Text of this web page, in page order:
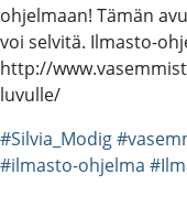
ohjelmaan! Tämän
voi selvitä. Ilmasto-
http://
luvulle/
#Silvia_Modig
#ilmasto-ohjelma